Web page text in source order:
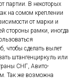
партии. В некоторых
на сомом креплении
от марки и
стороны рамки, иногда
чтобы сделать вылет
штангенциркуль или
СНГ, Авито-
Так же возможна